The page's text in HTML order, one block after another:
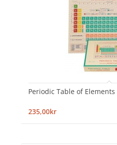
Periodic Table of
235,00kr